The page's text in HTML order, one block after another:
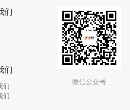
们
们
们
们
微信公众号